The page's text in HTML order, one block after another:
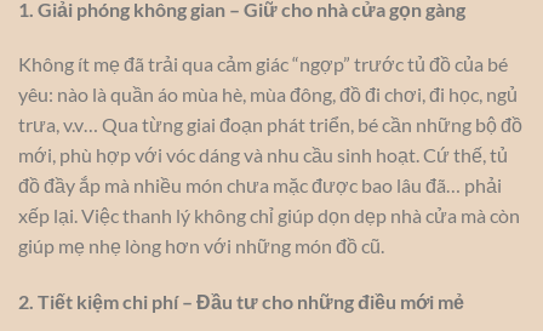
1. Giải phóng không gian – Giữ cho nhà cửa gọn gàng
Không ít mẹ đã trải qua cảm giác “ngợp” trước tủ đồ của bé
yêu: nào là quần áo mùa hè, mùa đông, đồ đi chơi, đi học, ngủ
trưa, v.v… Qua từng giai đoạn phát triển, bé cần những bộ đồ
mới, phù hợp với vóc dáng và nhu cầu sinh hoạt. Cứ thế, tủ
đồ đầy ắp mà nhiều món chưa mặc được bao lâu đã… phải
xếp lại. Việc thanh lý không chỉ giúp dọn dẹp nhà cửa mà còn
giúp mẹ nhẹ lòng hơn với những món đồ cũ.
2. Tiết kiệm chi phí – Đầu tư cho những điều mới mẻ